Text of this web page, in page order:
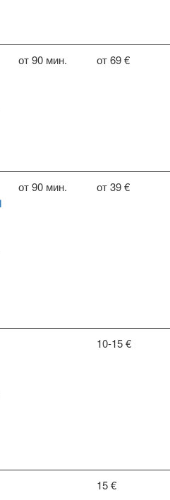
от 90 мин. от 69 €
от 90 мин. от 39 €
10-15 €
15 €